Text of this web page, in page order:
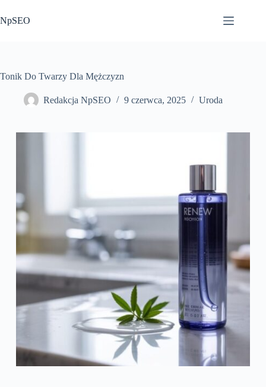
do
treści
NpSEO
Tonik Do Twarzy Dla Mężczyzn
Redakcja NpSEO 9 czerwca, 2025 Uroda